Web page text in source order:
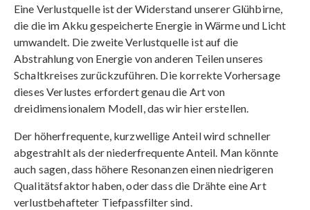
Eine Verlustquelle ist der Widerstand unserer Glühbirne,
die die im Akku gespeicherte Energie in Wärme und Licht
umwandelt. Die zweite Verlustquelle ist auf die
Abstrahlung von Energie von anderen Teilen unseres
Schaltkreises zurückzuführen. Die korrekte Vorhersage
dieses Verlustes erfordert genau die Art von
dreidimensionalem Modell, das wir hier erstellen.
Der höherfrequente, kurzwellige Anteil wird schneller
abgestrahlt als der niederfrequente Anteil. Man könnte
auch sagen, dass höhere Resonanzen einen niedrigeren
Qualitätsfaktor haben, oder dass die Drähte eine Art
verlustbehafteter Tiefpassfilter sind.